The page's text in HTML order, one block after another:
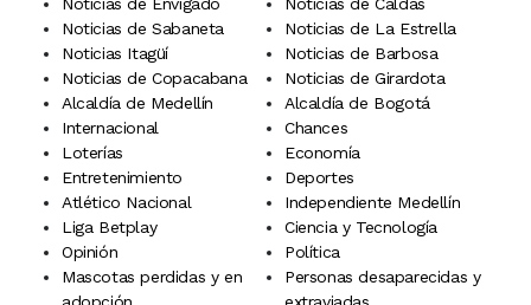
Noticias de Sabaneta
Noticias de La Estrella
Noticias Itagüí
Noticias de Barbosa
Noticias de Copacabana
Noticias de Girardota
Alcaldía de Medellín
Alcaldía de Bogotá
Internacional
Chances
Loterías
Economía
Entretenimiento
Deportes
Atlético Nacional
Independiente Medellín
Liga Betplay
Ciencia y Tecnología
Opinión
Política
Mascotas perdidas y en
adopción
Personas desaparecidas y
extraviadas